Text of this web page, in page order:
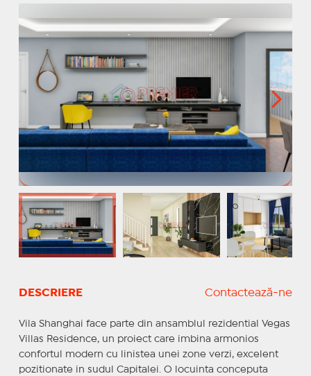
DESCRIERE Contactează-ne
Vila Shanghai face parte din ansamblul rezidential Vegas
Villas Residence, un proiect care imbina armonios
confortul modern cu linistea unei zone verzi, excelent
pozitionate in sudul Capitalei. O locuinta conceputa